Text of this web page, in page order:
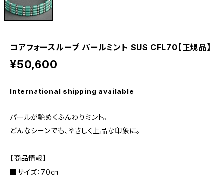
コアフォースループ パールミント SUS CFL70【正規品】
¥50,600
International shipping available
パールが艶めくふんわりミント。
どんなシーンでも、やさしく上品な印象に。
【商品情報】
■サイズ：70㎝